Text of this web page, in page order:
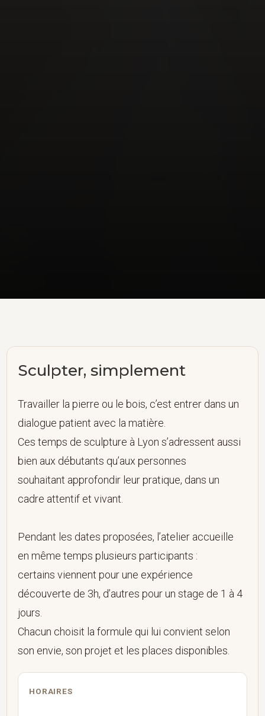
Sculpter, simplement
Travailler la pierre ou le bois, c’est entrer dans un
dialogue patient avec la matière.
Ces temps de sculpture à Lyon s’adressent aussi
bien aux débutants qu’aux personnes
souhaitant approfondir leur pratique, dans un
cadre attentif et vivant.
Pendant les dates proposées, l’atelier accueille
en même temps plusieurs participants :
certains viennent pour une expérience
découverte de 3h, d’autres pour un stage de 1 à 4
jours.
Chacun choisit la formule qui lui convient selon
son envie, son projet et les places disponibles.
HORAIRES